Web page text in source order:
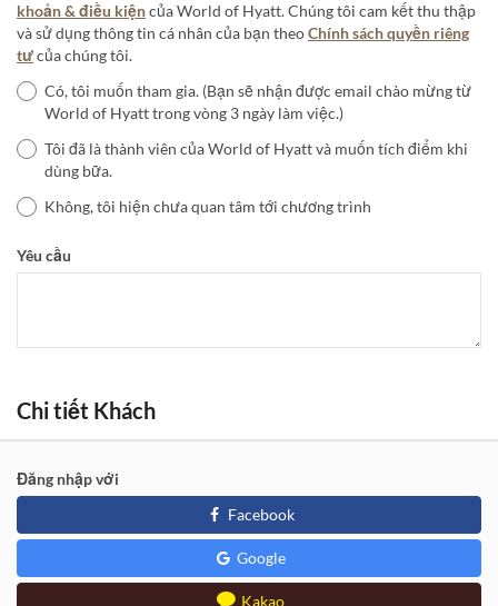
khoản & điều kiệncủa World of Hyatt. Chúng tôi cam kết thu thập
và sử dụng thông tin cá nhân của bạn theoChính sách quyền riêng
tưcủa chúng tôi.
Có, tôi muốn tham gia. (Bạn sẽ nhận được email chào mừng từ
World of Hyatt trong vòng 3 ngày làm việc.)
Tôi đã là thành viên của World of Hyatt và muốn tích điểm khi
dùng bữa.
Không, tôi hiện chưa quan tâm tới chương trình
Yêu cầu
Chi tiết Khách
Đăng nhập với
Facebook
Google
Kakao